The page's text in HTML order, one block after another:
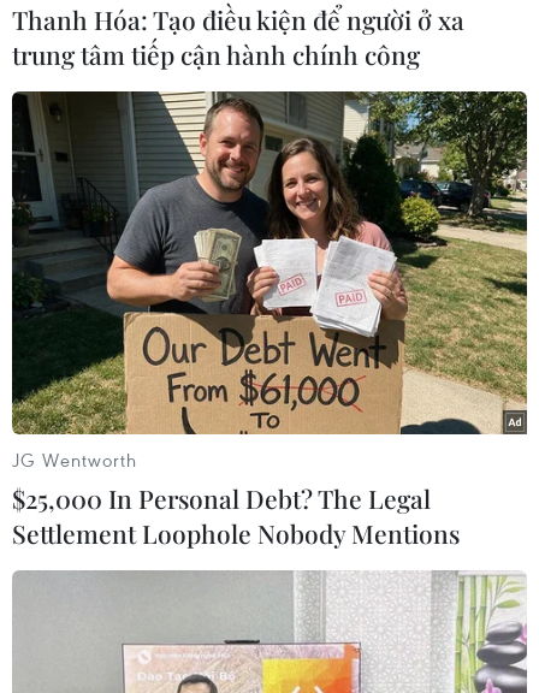
TIN LIÊN QUAN
Iraq tiêu diệt các phần tử IS chặn đường
trong các cuộc biểu tình
04/10/2019 04:43
Các thành viên của IS đã chặn tuyến đường nối thủ đô
Baghdad và thành phố Samarra trong bối cảnh các
cuộc biểu tình diễn ra tại nước này.
Thanh Hóa: Tạo điều kiện để người ở xa
trung tâm tiếp cận hành chính công
JG Wentworth
$25,000 In Personal Debt? The Legal
Settlement Loophole Nobody Mentions